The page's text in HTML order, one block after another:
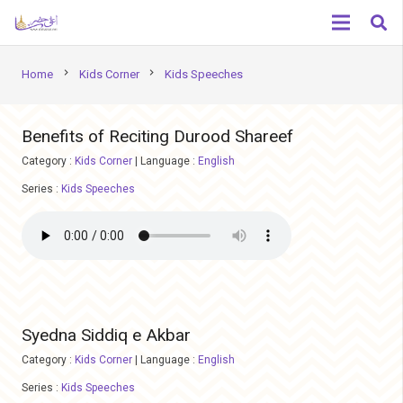
Home chevron_right Kids Corner chevron_right Kids Speeches
Benefits of Reciting Durood Shareef
Category : Kids Corner Language : English
Series : Kids Speeches
Syedna Siddiq e Akbar
Category : Kids Corner Language : English
Series : Kids Speeches